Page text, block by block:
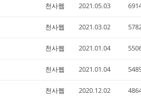
천사웹 2021.05.03
천사웹 2021.03.02
천사웹 2021.01.04
천사웹 2021.01.04
천사웹 2020.12.02